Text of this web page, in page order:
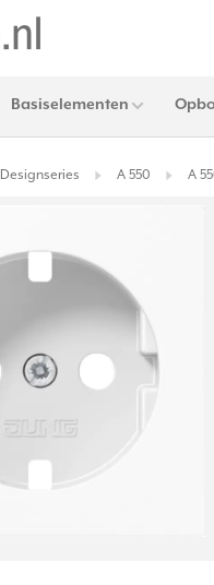
Basiselementen
Designseries A 550 A